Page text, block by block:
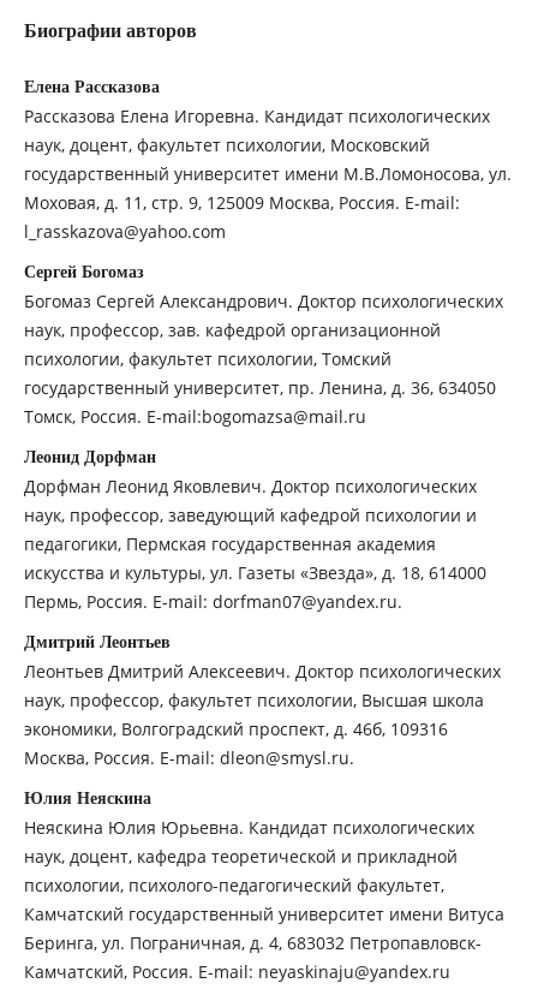
Биографии авторов
Елена Рассказова
Рассказова Елена Игоревна. Кандидат психологических
наук, доцент, факультет психологии, Московский
государственный университет имени М.В.Ломоносова, ул.
Моховая, д. 11, стр. 9, 125009 Москва, Россия. E-mail:
l_rasskazova@yahoo.com
Сергей Богомаз
Богомаз Сергей Александрович. Доктор психологических
наук, профессор, зав. кафедрой организационной
психологии, факультет психологии, Томский
государственный университет, пр. Ленина, д. 36, 634050
Томск, Россия. E-mail:bogomazsa@mail.ru
Леонид Дорфман
Дорфман Леонид Яковлевич. Доктор психологических
наук, профессор, заведующий кафедрой психологии и
педагогики, Пермская государственная академия
искусства и культуры, ул. Газеты «Звезда», д. 18, 614000
Пермь, Россия. E-mail: dorfman07@yandex.ru.
Дмитрий Леонтьев
Леонтьев Дмитрий Алексеевич. Доктор психологических
наук, профессор, факультет психологии, Высшая школа
экономики, Волгоградский проспект, д. 46б, 109316
Москва, Россия. E-mail: dleon@smysl.ru.
Юлия Неяскина
Неяскина Юлия Юрьевна. Кандидат психологических
наук, доцент, кафедра теоретической и прикладной
психологии, психолого-педагогический факультет,
Камчатский государственный университет имени Витуса
Беринга, ул. Пограничная, д. 4, 683032 Петропавловск-
Камчатский, Россия. E-mail: neyaskinaju@yandex.ru